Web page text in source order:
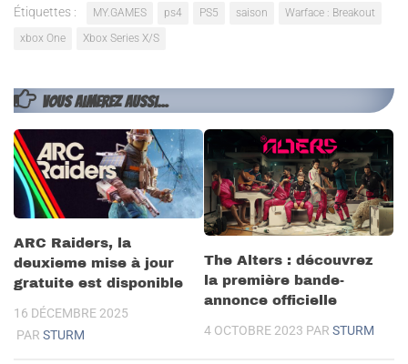
Étiquettes : MY.GAMES ps4 PS5 saison
Warface : Breakout
xbox One
Xbox Series X/S
VOUS AIMEREZ AUSSI...
ARC Raiders, la
deuxieme mise à jour
gratuite est disponible
16 DÉCEMBRE 2025
PAR STURM
The Alters : découvrez
la première bande-
annonce officielle
4 OCTOBRE 2023 PAR STURM